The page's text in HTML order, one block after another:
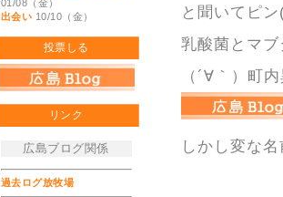
01/08（金）
出会い 10/10（金）
投票しる
リンク
広島ブログ関係
過去ログ放牧場
と聞いてピ
乳酸菌とマ
（´∀｀）町
しかし変な